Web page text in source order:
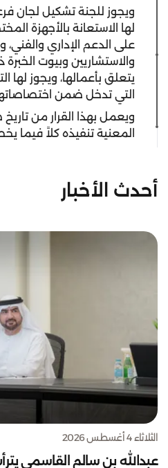
ويجوز للجنة تشكيل لجان
لها الاستعانة بالأجهزة
على الدعم الإداري والفني،
والاستشاريين وبيوت
يتعلق بأعمالها، ويجوز لها
التي تدخل ضمن
ويعمل بهذا القرار من
المعنية تنفيذه كلاً فيما
أحدث الأخبار
الثلاثاء 4 أغسطس 2026
عبدالله بن سالم القاسمي